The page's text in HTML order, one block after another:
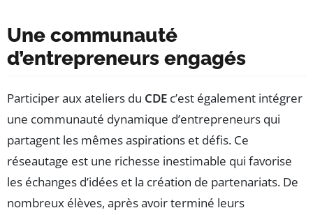
Une communauté
d’entrepreneurs engagés
Participer aux ateliers du CDE c’est également intégrer
une communauté dynamique d’entrepreneurs qui
partagent les mêmes aspirations et défis. Ce
réseautage est une richesse inestimable qui favorise
les échanges d’idées et la création de partenariats. De
nombreux élèves, après avoir terminé leurs